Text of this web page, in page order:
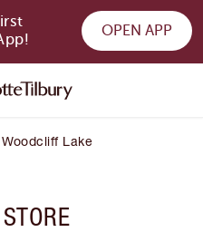
OPEN APP
Woodcliff Lake